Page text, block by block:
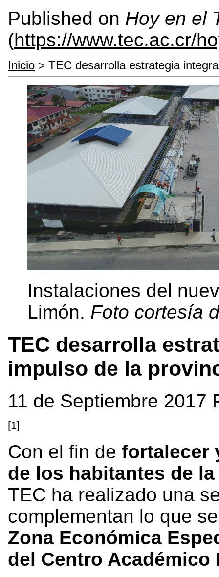
Published on Hoy en el
(https://www.tec.ac.cr/
Inicio > TEC desarrolla estrategia
Instalaciones del
Limón. Foto cortesía
TEC desarrolla
impulso de la
11 de Septiembre 2017
[1]
Con el fin de fortalecer
de los habitantes de
TEC ha realizado una
complementan lo que
Zona Económica
del Centro Académico